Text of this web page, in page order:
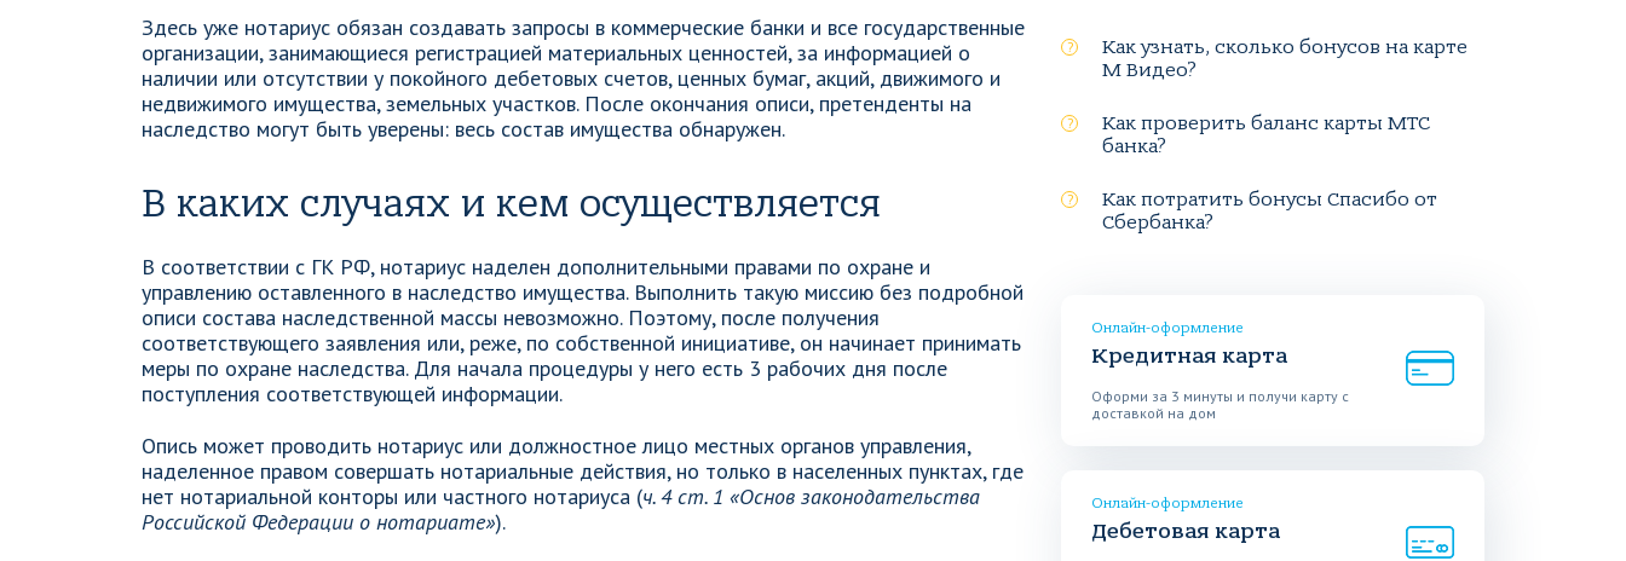
Здесь уже нотариус обязан создавать запросы в коммерческие банки и все государственные
организации, занимающиеся регистрацией материальных ценностей, за информацией о
наличии или отсутствии у покойного дебетовых счетов, ценных бумаг, акций, движимого и
недвижимого имущества, земельных участков. После окончания описи, претенденты на
наследство могут быть уверены: весь состав имущества обнаружен.
В каких случаях и кем осуществляется
В соответствии с ГК РФ, нотариус наделен дополнительными правами по охране и
управлению оставленного в наследство имущества. Выполнить такую миссию без подробной
описи состава наследственной массы невозможно. Поэтому, после получения
соответствующего заявления или, реже, по собственной инициативе, он начинает принимать
меры по охране наследства. Для начала процедуры у него есть 3 рабочих дня после
поступления соответствующей информации.
Опись может проводить нотариус или должностное лицо местных органов управления,
наделенное правом совершать нотариальные действия, но только в населенных пунктах, где
нет нотариальной конторы или частного нотариуса (ч. 4 ст. 1 «Основ законодательства
Российской Федерации о нотариате»).
Как узнать, сколько бонусов на карте
М Видео?
Как проверить баланс карты МТС
банка?
Как потратить бонусы Спасибо от
Сбербанка?
Онлайн-оформление
Кредитная карта
Оформи за 3 минуты и получи карту с
доставкой на дом
Онлайн-оформление
Дебетовая карта